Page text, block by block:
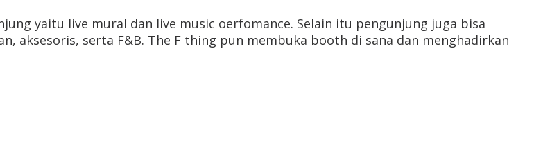
yaitu live mural dan live music oerfomance. Selain itu pengunjung juga bisa
aksesoris, serta F&B. The F thing pun membuka booth di sana dan menghadirkan